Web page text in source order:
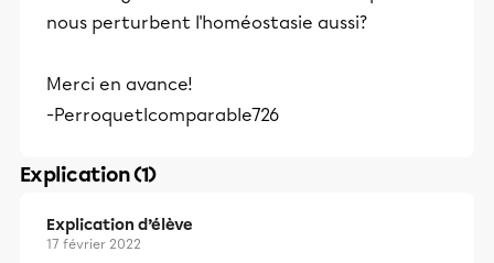
nous perturbent l'homéostasie aussi?
Merci en avance!
-PerroquetIcomparable726
Explication (1)
Explication d’élève
17 février 2022